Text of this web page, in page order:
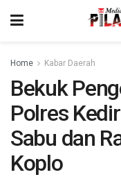
Home Kabar Daerah
Bekuk
Polres
Sabu dan
Koplo